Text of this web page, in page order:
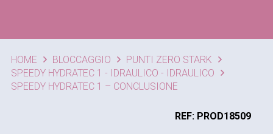
HOME BLOCCAGGIO
PUNTI ZERO STARK
SPEEDY HYDRATEC 1 - IDRAULICO - IDRAULICO
SPEEDY HYDRATEC 1 – CONCLUSIONE
REF: PROD18509